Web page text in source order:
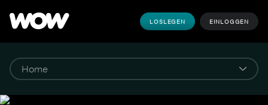
LOSLEGEN EINLOGGEN